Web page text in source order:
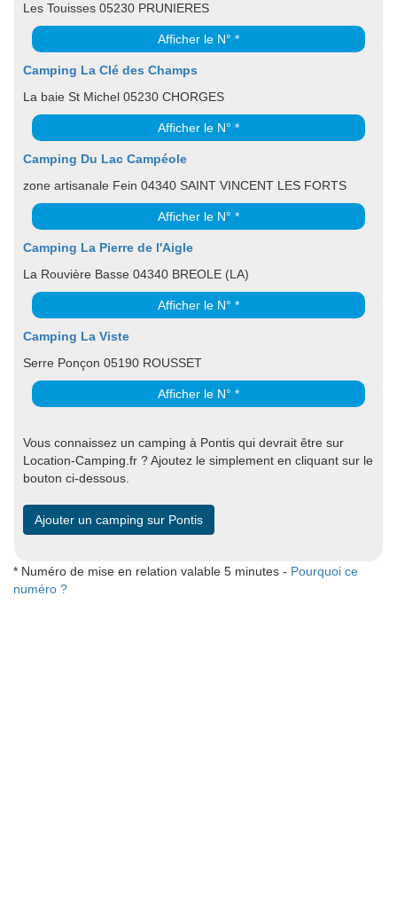
Les Touisses 05230 PRUNIERES
Afficher le N° *
Camping La Clé des Champs
La baie St Michel 05230 CHORGES
Afficher le N° *
Camping Du Lac Campéole
zone artisanale Fein 04340 SAINT VINCENT LES FORTS
Afficher le N° *
Camping La Pierre de l'Aigle
La Rouvière Basse 04340 BREOLE (LA)
Afficher le N° *
Camping La Viste
Serre Ponçon 05190 ROUSSET
Afficher le N° *
Vous connaissez un camping à Pontis qui devrait être sur
Location-Camping.fr ? Ajoutez le simplement en cliquant sur le
bouton ci-dessous.
Ajouter un camping sur Pontis
* Numéro de mise en relation valable 5 minutes - Pourquoi ce
numéro ?